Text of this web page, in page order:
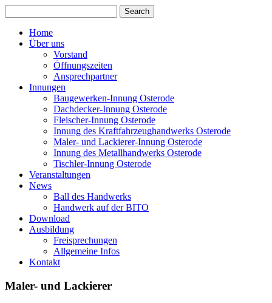
Home
Über uns
Vorstand
Öffnungszeiten
Ansprechpartner
Innungen
Baugewerken-Innung Osterode
Dachdecker-Innung Osterode
Fleischer-Innung Osterode
Innung des Kraftfahrzeughandwerks Osterode
Maler- und Lackierer-Innung Osterode
Innung des Metallhandwerks Osterode
Tischler-Innung Osterode
Veranstaltungen
News
Ball des Handwerks
Handwerk auf der BITO
Download
Ausbildung
Freisprechungen
Allgemeine Infos
Kontakt
Maler- und Lackierer